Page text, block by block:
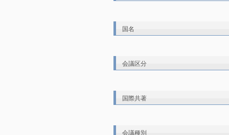
国名
会議区分
国際共著
会議種別